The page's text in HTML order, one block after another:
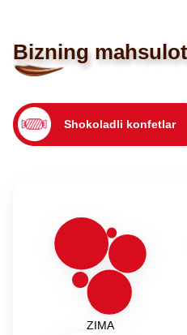
Bizning
Shokoladli konfetlar
ZIMA